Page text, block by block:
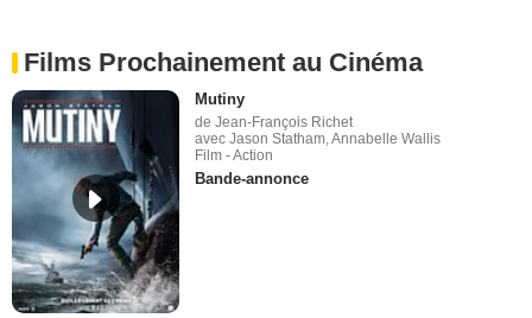
Films Prochainement au Cinéma
Mutiny
de Jean-François Richet
avec Jason Statham, Annabelle Wallis
Film - Action
Bande-annonce